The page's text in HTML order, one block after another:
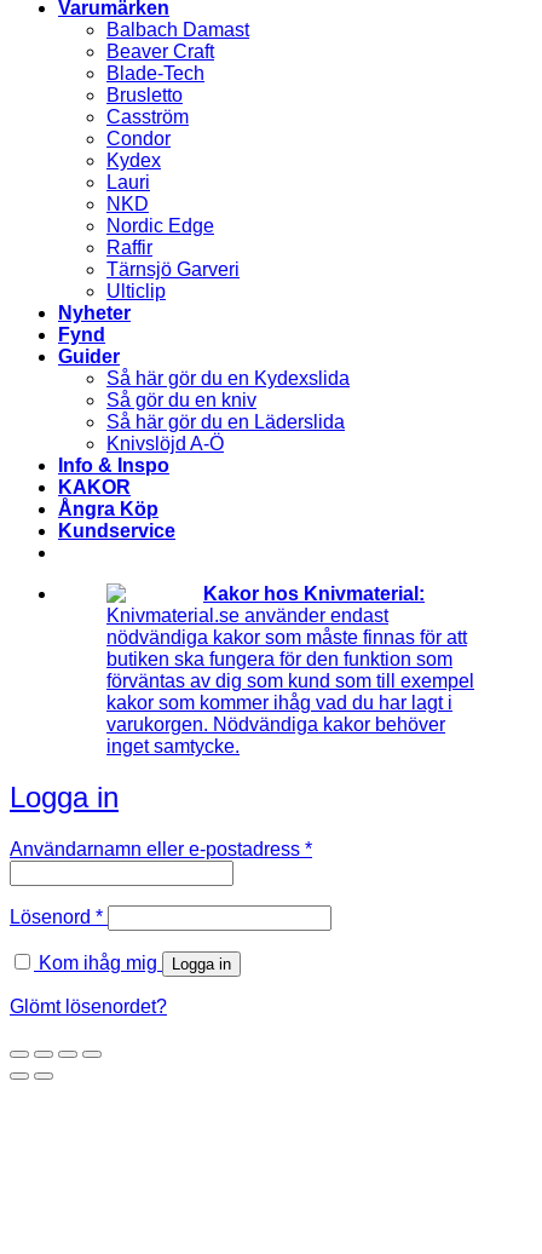
Varumärken
Balbach Damast
Beaver Craft
Blade-Tech
Brusletto
Casström
Condor
Kydex
Lauri
NKD
Nordic Edge
Raffir
Tärnsjö Garveri
Ulticlip
Nyheter
Fynd
Guider
Så här gör du en Kydexslida
Så gör du en kniv
Så här gör du en Läderslida
Knivslöjd A-Ö
Info & Inspo
KAKOR
Ångra Köp
Kundservice
Kakor hos Knivmaterial:
Knivmaterial.se använder endast
nödvändiga kakor som måste finnas för att
butiken ska fungera för den funktion som
förväntas av dig som kund som till exempel
kakor som kommer ihåg vad du har lagt i
varukorgen. Nödvändiga kakor behöver
inget samtycke.
Logga in
Användarnamn eller e-postadress *Obligatoriskt
Lösenord *Obligatoriskt
Kom ihåg mig Logga in
Glömt lösenordet?